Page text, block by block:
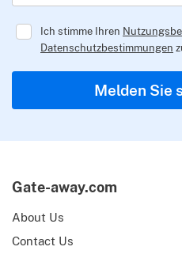
Ich stimme Ihren
Datenschutzbestimmungen
Melden Sie
Gate-away.com
About Us
Contact Us